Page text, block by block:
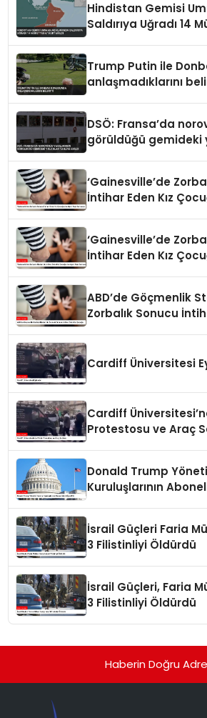
Hindistan Gemisi
Saldırıya Uğradı 14
Trump Putin ile
anlaşmadıklarını
DSÖ: Fransa’da
görüldüğü gemideki
‘Gainesville’de
İntihar Eden Kız
‘Gainesville’de
İntihar Eden Kız
ABD’de Göçmenlik
Zorbalık Sonucu
Cardiff Üniversitesi
Cardiff
Protestosu ve Araç
Donald Trump
Kuruluşlarının
İsrail Güçleri Faria
3 Filistinliyi Öldürdü
İsrail Güçleri, Faria
3 Filistinliyi Öldürdü
Haberin Doğru